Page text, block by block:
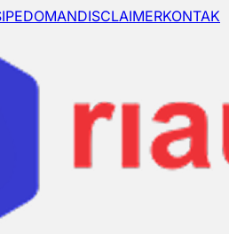
PEDOMANDISCLAIMERKONTAK